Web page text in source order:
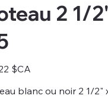
2 1/
$CA
blanc ou noir 2 1/2"